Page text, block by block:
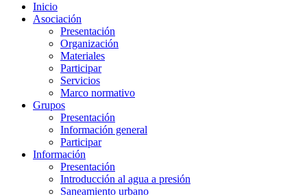
Inicio
Asociación
Presentación
Organización
Materiales
Participar
Servicios
Marco normativo
Grupos
Presentación
Información general
Participar
Información
Presentación
Introducción al agua a presión
Saneamiento urbano